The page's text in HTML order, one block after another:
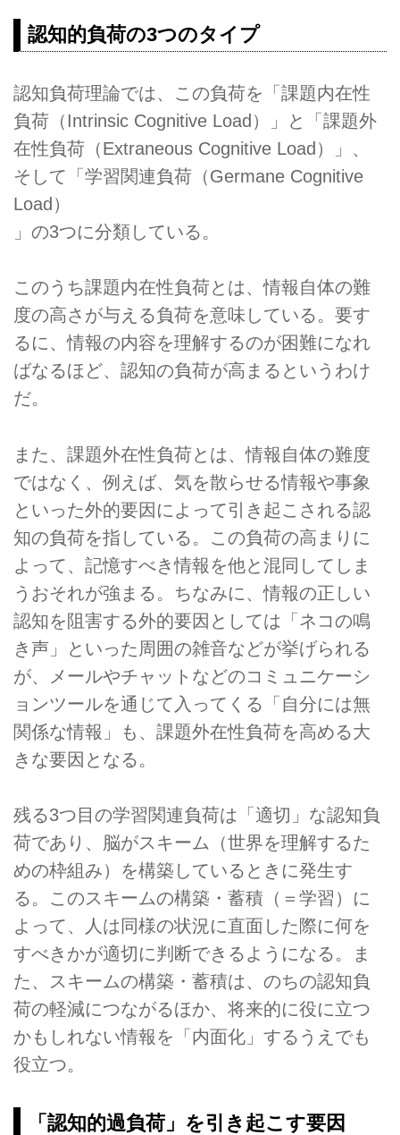
認知的負荷の3つのタイプ
認知負荷理論では、この負荷を「課題内在性
負荷（Intrinsic Cognitive Load）」と「課題外
在性負荷（Extraneous Cognitive Load）」、
そして「学習関連負荷（Germane Cognitive
Load）
」の3つに分類している。
このうち課題内在性負荷とは、情報自体の難
度の高さが与える負荷を意味している。要す
るに、情報の内容を理解するのが困難になれ
ばなるほど、認知の負荷が高まるというわけ
だ。
また、課題外在性負荷とは、情報自体の難度
ではなく、例えば、気を散らせる情報や事象
といった外的要因によって引き起こされる認
知の負荷を指している。この負荷の高まりに
よって、記憶すべき情報を他と混同してしま
うおそれが強まる。ちなみに、情報の正しい
認知を阻害する外的要因としては「ネコの鳴
き声」といった周囲の雑音などが挙げられる
が、メールやチャットなどのコミュニケーシ
ョンツールを通じて入ってくる「自分には無
関係な情報」も、課題外在性負荷を高める大
きな要因となる。
残る3つ目の学習関連負荷は「適切」な認知負
荷であり、脳がスキーム（世界を理解するた
めの枠組み）を構築しているときに発生す
る。このスキームの構築・蓄積（＝学習）に
よって、人は同様の状況に直面した際に何を
すべきかが適切に判断できるようになる。ま
た、スキームの構築・蓄積は、のちの認知負
荷の軽減につながるほか、将来的に役に立つ
かもしれない情報を「内面化」するうえでも
役立つ。
「認知的過負荷」を引き起こす要因